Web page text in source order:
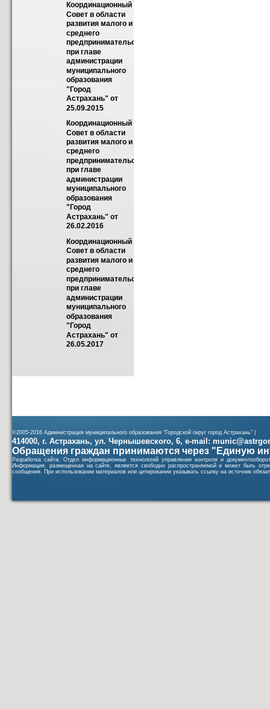
Координационный
Совет в области
развития малого и
среднего
предпринимательства
при главе
администрации
муниципального
образования
"Город
Астрахань" от
25.09.2015
Координационный
Совет в области
развития малого и
среднего
предпринимательства
при главе
администрации
муниципального
образования
"Город
Астрахань" от
26.02.2016
Координационный
Совет в области
развития малого и
среднего
предпринимательства
при главе
администрации
муниципального
образования
"Город
Астрахань" от
26.05.2017
©2005-2016 Администрация муниципального образования "Городской округ город Астрахань" |
414000, г. Астрахань, ул. Чернышевского, 6, e-mail:
Обращения граждан принимаются через "Единую
Разработка сайта: Отдел информационных технологий управления контроля и
Информация, размещенная на сайте, является свободно распространяемой и может быть
сообщения. При использовании материалов или цитировании указывать ссылку на источник